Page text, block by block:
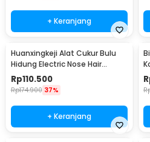
+ Keranjang
Huanxingkeji Alat Cukur Bulu
Hidung Electric Nose Hair
Trimmer - HN1
Rp110.500
Rp174.900 37%
+ Keranjang